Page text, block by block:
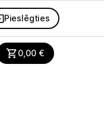
Pieslēgties
0,00€